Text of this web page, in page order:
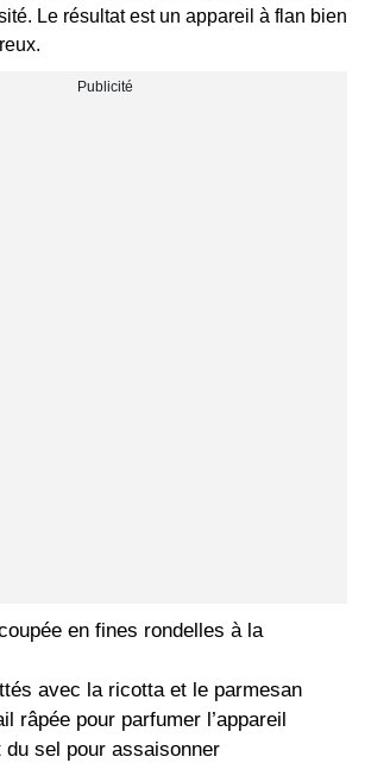
Le résultat est un appareil à flan bien
en fines rondelles à la
avec la ricotta et le parmesan
râpée pour parfumer l’appareil
du sel pour assaisonner